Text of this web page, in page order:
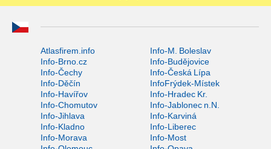
Atlasfirem.info
Info-M. Boleslav
Info-Brno.cz
Info-Budějovice
Info-Čechy
Info-Česká Lípa
Info-Děčín
InfoFrýdek-Místek
Info-Havířov
Info-Hradec Kr.
Info-Chomutov
Info-Jablonec n.N.
Info-Jihlava
Info-Karviná
Info-Kladno
Info-Liberec
Info-Morava
Info-Most